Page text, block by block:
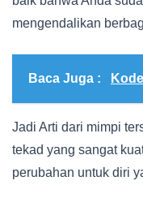
mengendalikan
Baca Juga :
Jadi Arti dari mimpi
tekad yang sangat
perubahan untuk diri